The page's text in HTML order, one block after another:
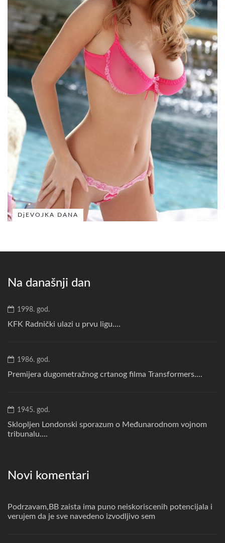
DjEVOJKA DANA
Na današnji dan
1998. god.
KFK Radnički ulazi u prvu ligu....
1986. god.
Premijera dugometražnog crtanog filma Transformers....
1945. god.
Sklopljen Londonski sporazum o Međunarodnom vojnom
tribunalu....
Novi komentari
Podrzavam,BB zaista ima puno neiskoriscenih potencijala i
verujem da je sve navedeno izvodljivo sem